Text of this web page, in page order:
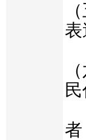
者